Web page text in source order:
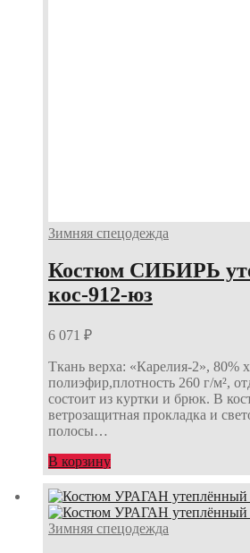
Зимняя спецодежда
Костюм СИБИРЬ
кос-912-юз
6 071 ₽
Ткань верха: «Карелия-2», 80%
полиэфир,плотность 260 г/м²,
состоит из куртки и брюк. В
ветрозащитная прокладка и
полосы…
В корзину
Зимняя спецодежда